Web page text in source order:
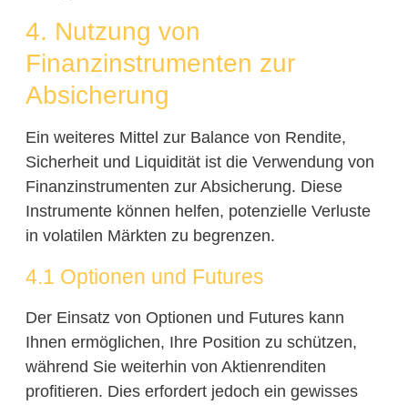
4. Nutzung von
Finanzinstrumenten zur
Absicherung
Ein weiteres Mittel zur Balance von Rendite,
Sicherheit und Liquidität ist die Verwendung von
Finanzinstrumenten zur Absicherung. Diese
Instrumente können helfen, potenzielle Verluste
in volatilen Märkten zu begrenzen.
4.1 Optionen und Futures
Der Einsatz von Optionen und Futures kann
Ihnen ermöglichen, Ihre Position zu schützen,
während Sie weiterhin von Aktienrenditen
profitieren. Dies erfordert jedoch ein gewisses